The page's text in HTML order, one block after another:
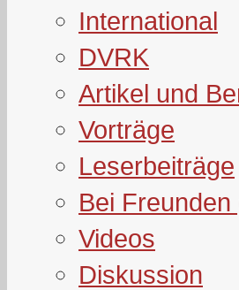
International
DVRK
Artikel und
Vorträge
Leserbeiträge
Bei Freunden
Videos
Diskussion